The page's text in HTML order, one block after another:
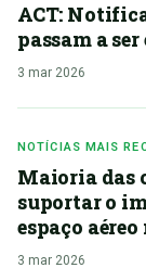
ACT:
passam a
3 mar 2026
NOTÍCIAS MAIS
Maioria das
suportar o
espaço
3 mar 2026